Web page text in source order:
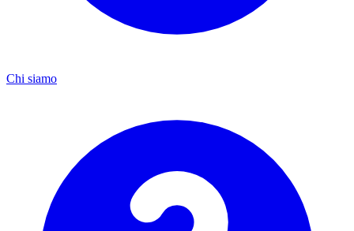
Chi siamo